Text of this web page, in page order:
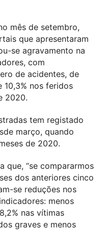
mês de setembro,
que apresentaram
se agravamento na
com
de acidentes, de
10,3% nos feridos
2020.
tem registado
março, quando
de 2020.
que, “se compararmos
dos anteriores cinco
se reduções nos
menos
nas vítimas
graves e menos